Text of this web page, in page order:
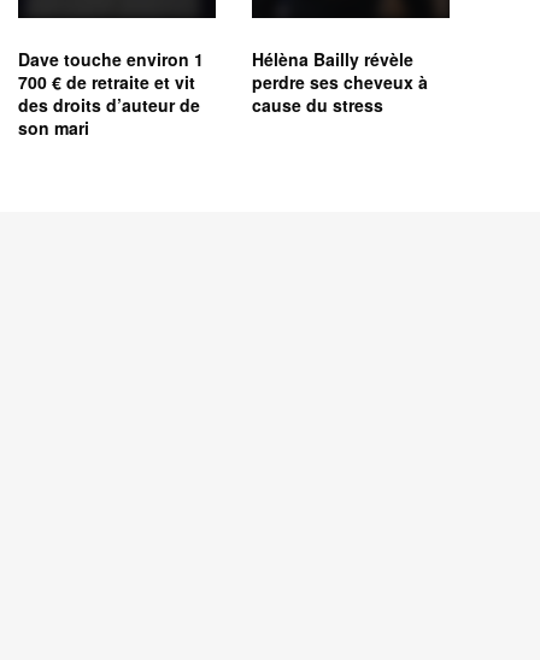
Dave touche environ 1
700 € de retraite et vit
des droits d’auteur de
son mari
Hélèna Bailly révèle
perdre ses cheveux à
cause du stress